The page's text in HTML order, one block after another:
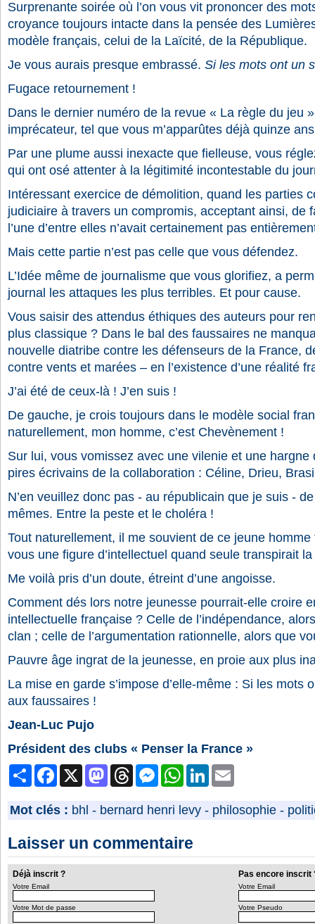
Surprenante soirée où l’on vous vit prononcer des
croyance toujours intacte dans la pensée des
modèle français, celui de la Laïcité, de la République.
Je vous aurais presque embrassé. Si les mots ont un
Fugace retournement !
Dans le dernier numéro de la revue « La règle du jeu
imprécateur, tel que vous m’apparûtes déjà quinze
Par une plume aussi inexacte que fielleuse, vous
qui ont osé attenter à la légitimité incontestable du
Intéressant exercice de démolition, quand les parties
judiciaire à travers un compromis, acceptant ainsi, de
l’une d’entre elles n’avait certainement pas
Mais cette partie n’est pas celle que vous défendez.
L’Idée même de journalisme que vous glorifiez, a
journal les attaques les plus terribles. Et pour cause.
Vous saisir des attendus éthiques des auteurs pour
plus classique ? Dans le bal des faussaires ne
nouvelle diatribe contre les défenseurs de la France,
contre vents et marées – en l’existence d’une réalité
J’ai été de ceux-là ! J’en suis !
De gauche, je crois toujours dans le modèle social
naturellement, mon homme, c’est Chevènement !
Sur lui, vous vomissez avec une vilenie et une hargne
pires écrivains de la collaboration : Céline, Drieu,
N’en veuillez donc pas - au républicain que je suis -
mêmes. Entre la peste et le choléra !
Tout naturellement, il me souvient de ce jeune
vous une figure d’intellectuel quand seule transpirait
Me voilà pris d’un doute, étreint d’une angoisse.
Comment dés lors notre jeunesse pourrait-elle croire
intellectuelle française ? Celle de l’indépendance,
clan ; celle de l’argumentation rationnelle, alors que
Pauvre âge ingrat de la jeunesse, en proie aux plus
La mise en garde s’impose d’elle-même : Si les mots
aux faussaires !
Jean-Luc Pujo
Président des clubs « Penser la France »
PartagerFacebook MastodonThreads MessengerWhatsAppLinkedIn
Mot clés : bhl - bernard henri levy - philosophie -
Laisser un commentaire
Déjà inscrit ? Pas encore inscrit
Votre Email
Votre Mot de passe
Votre Email
Votre Pseudo